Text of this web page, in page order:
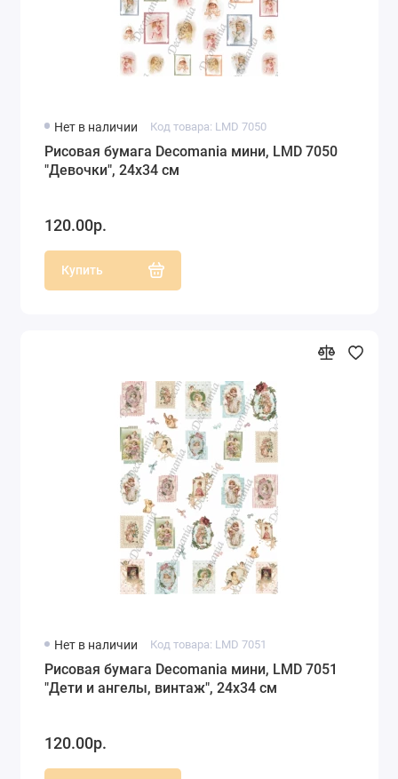
Нет в наличии Код товара: LMD 7050
Рисовая бумага Decomania мини, LMD 7050
"Девочки", 24х34 см
120.00р.
Купить
Нет в наличии Код товара: LMD 7051
Рисовая бумага Decomania мини, LMD 7051
"Дети и ангелы, винтаж", 24х34 см
120.00р.